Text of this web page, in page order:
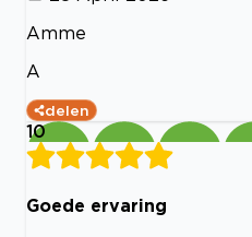
Amme
A
delen
10
Goede ervaring